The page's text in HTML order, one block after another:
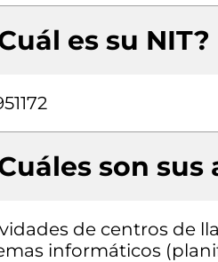
es su NIT?
son
de centros de
informáticos